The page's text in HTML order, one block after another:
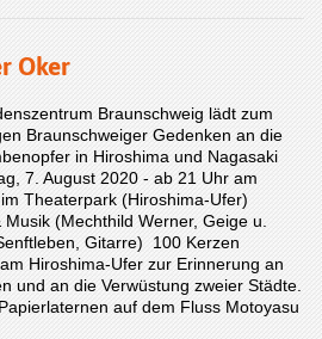
Oker
Braunschweig lädt zum
Braunschweiger Gedenken an die
in Hiroshima und Nagasaki
7. August 2020 - ab 21 Uhr am
Theaterpark (Hiroshima-Ufer)
Musik (Mechthild Werner, Geige u.
Gitarre) 100 Kerzen
Hiroshima-Ufer zur Erinnerung an
und an die Verwüstung zweier Städte.
auf dem Fluss Motoyasu